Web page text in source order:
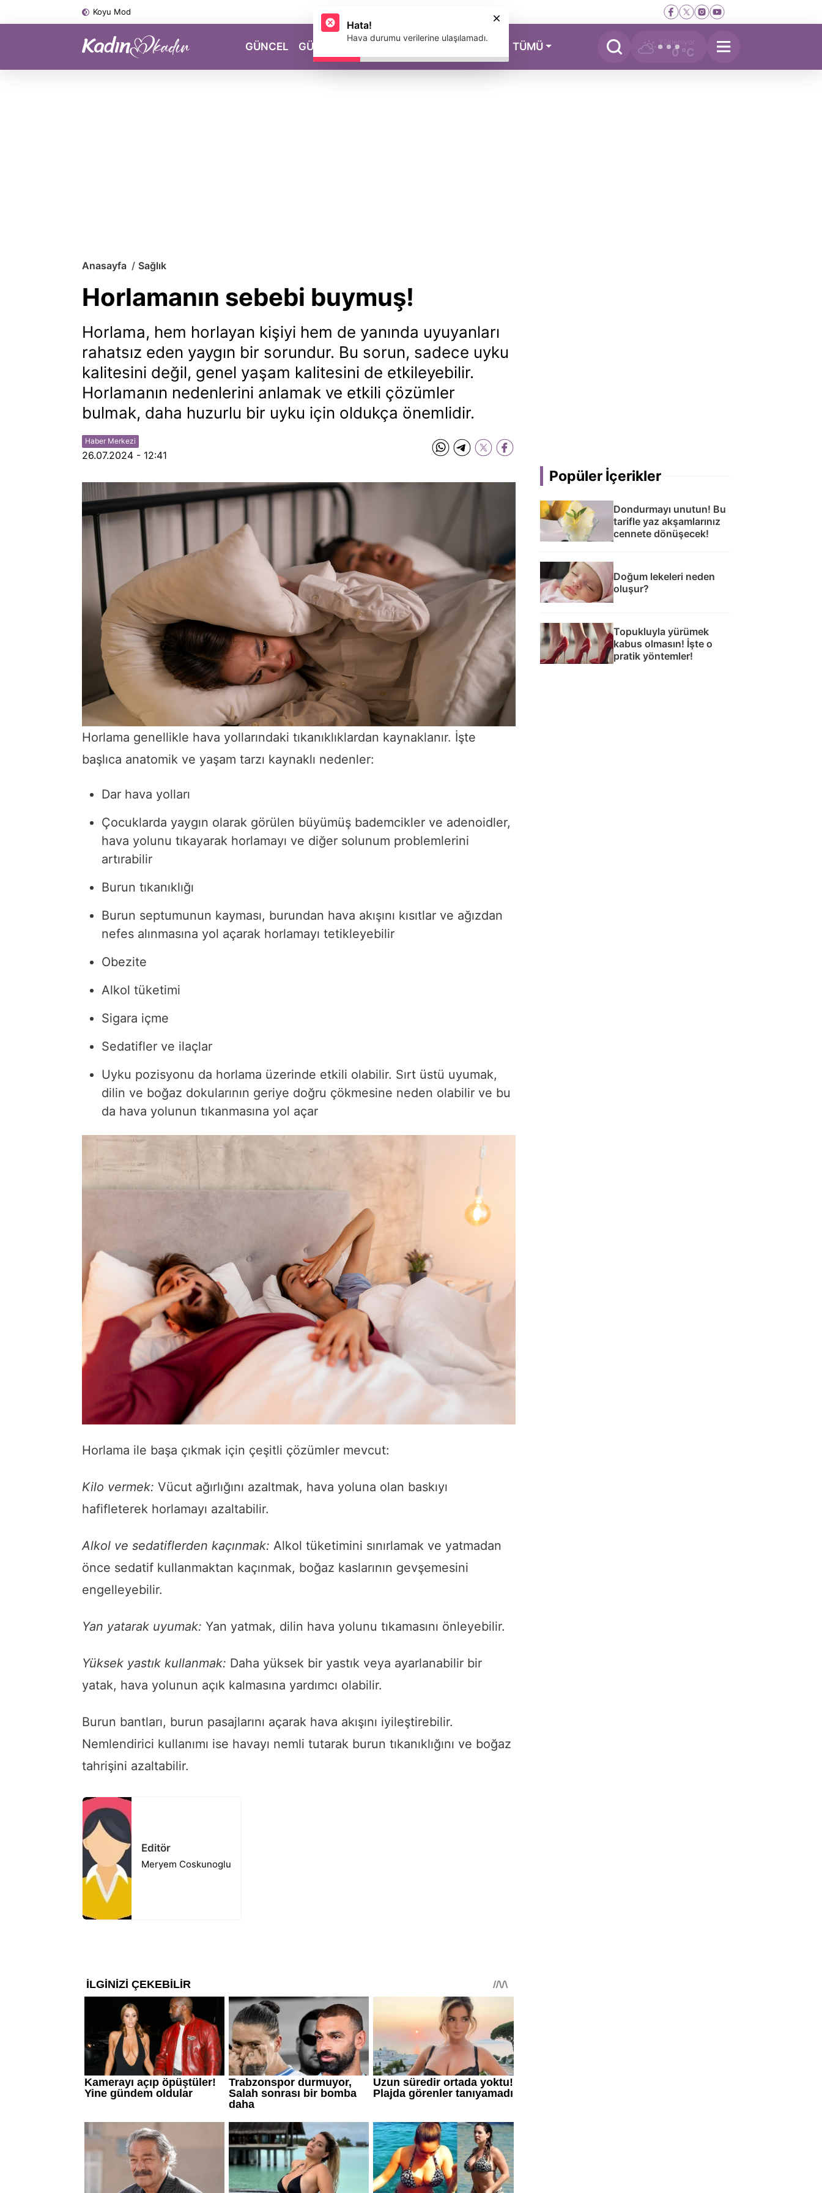
Koyu Mod
GÜNCEL GÜZELLİK MAGAZİN TÜMÜ Yükleniyor
0 °C
Anasayfa Sağlık
Horlamanın sebebi buymuş!
Horlama, hem horlayan kişiyi hem de yanında uyuyanları
rahatsız eden yaygın bir sorundur. Bu sorun, sadece uyku
kalitesini değil, genel yaşam kalitesini de etkileyebilir.
Horlamanın nedenlerini anlamak ve etkili çözümler
bulmak, daha huzurlu bir uyku için oldukça önemlidir.
Haber Merkezi
26.07.2024 - 12:41
Horlama genellikle hava yollarındaki tıkanıklıklardan kaynaklanır. İşte
başlıca anatomik ve yaşam tarzı kaynaklı nedenler:
Dar hava yolları
Çocuklarda yaygın olarak görülen büyümüş bademcikler ve adenoidler,
hava yolunu tıkayarak horlamayı ve diğer solunum problemlerini
artırabilir
Burun tıkanıklığı
Burun septumunun kayması, burundan hava akışını kısıtlar ve ağızdan
nefes alınmasına yol açarak horlamayı tetikleyebilir
Obezite
Alkol tüketimi
Sigara içme
Sedatifler ve ilaçlar
Uyku pozisyonu da horlama üzerinde etkili olabilir. Sırt üstü uyumak,
dilin ve boğaz dokularının geriye doğru çökmesine neden olabilir ve bu
da hava yolunun tıkanmasına yol açar
Horlama ile başa çıkmak için çeşitli çözümler mevcut:
Kilo vermek: Vücut ağırlığını azaltmak, hava yoluna olan baskıyı
hafifleterek horlamayı azaltabilir.
Alkol ve sedatiflerden kaçınmak: Alkol tüketimini sınırlamak ve yatmadan
önce sedatif kullanmaktan kaçınmak, boğaz kaslarının gevşemesini
engelleyebilir.
Yan yatarak uyumak: Yan yatmak, dilin hava yolunu tıkamasını önleyebilir.
Yüksek yastık kullanmak: Daha yüksek bir yastık veya ayarlanabilir bir
yatak, hava yolunun açık kalmasına yardımcı olabilir.
Burun bantları, burun pasajlarını açarak hava akışını iyileştirebilir.
Nemlendirici kullanımı ise havayı nemli tutarak burun tıkanıklığını ve boğaz
tahrişini azaltabilir.
Editör
Meryem Coskunoglu
Popüler İçerikler
Dondurmayı unutun! Bu
tarifle yaz akşamlarınız
cennete dönüşecek!
Doğum lekeleri neden
oluşur?
Topukluyla yürümek
kabus olmasın! İşte o
pratik yöntemler!
Hata!
Hava durumu verilerine ulaşılamadı.